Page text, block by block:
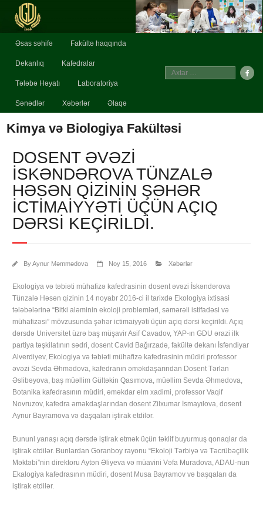
Əsas səhifə Fakültə haqqında
Dekanlıq Kafedralar
Tələbə Həyatı Laboratoriya
Sənədlər Xəbərlər Əlaqə
Kimya və Biologiya Fakültəsi
DOSENT ƏVƏZI
İSKƏNDƏROVA TÜNZALƏ
HƏSƏN QIZININ ŞƏHƏR
İCTIMAIYYƏTI ÜÇÜN AÇIQ
DƏRSI KEÇIRILDI.
ByAynur Məmmədova Noy 15, 2016 Xəbərlər
Ekologiya və təbiəti mühafizə kafedrasinin dosent əvəzi İskəndərova
Tünzalə Həsən qizinin 14 noyabr 2016-ci il tarixdə Ekologiya ixtisasi
tələbələrinə “Bitki aləminin ekoloji problemləri, səmərəli istifadəsi və
mühafizəsi” mövzusunda şəhər ictimaiyyəti üçün açiq dərsi keçirildi. Açıq
dərsdə Universitet üzrə baş müşavir Asif Cavadov, YAP-ın GDU ərazi ilk
partiya təşkilatının sədri, dosent Cavid Bağırzadə, fakültə dekanı İsfəndiyar
Alverdiyev, Ekologiya və təbiəti mühafizə kafedrasinin müdiri professor
əvəzi Sevda Əhmədova, kafedranın əməkdaşarından Dosent Tərlan
Əslibəyova, baş müəllim Gültəkin Qasımova, müəllim Sevda Əhmədova,
Botanika kafedrasının müdiri, əməkdar elm xadimi, professor Vaqif
Novruzov, kafedra əməkdaşlarından dosent Zilxumar İsmayılova, dosent
Aynur Bayramova və daşqaları iştirak etdilər.
Bununl yanaşı açıq dərsdə iştirak etmək üçün təklif buyurmuş qonaqlar da
iştirak etdilər. Bunlardan Goranboy rayonu “Ekoloji Tərbiyə və Təcrübəçilik
Məktəbi”nin direktoru Aytən Əliyeva və müavini Vəfa Muradova, ADAU-nun
Ekalogiya kafedrasının müdiri, dosent Musa Bayramov və başqaları da
iştirak etdilər.